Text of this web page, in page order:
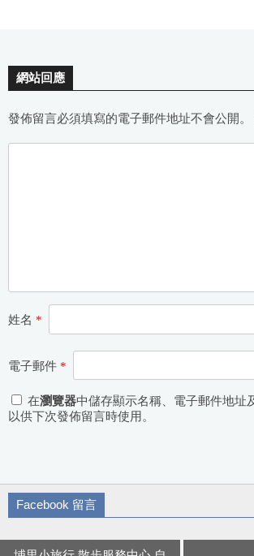
網站回應
發佈留言必須填寫的電子郵件地址不會公開。
姓名 *
電子郵件 *
在瀏覽器中儲存顯示名稱、電子郵件地址
以供下次發佈留言時使用。
Facebook 留言